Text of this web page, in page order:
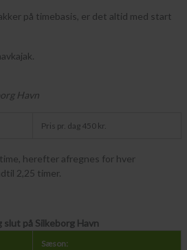
på timebasis, er det altid med start
Havn
Pris pr. dag 450 kr.
herefter afregnes for hver
2,25 timer.
på Silkeborg Havn
Sæson: